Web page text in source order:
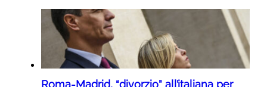
Roma-Madrid, “divorzio” all’italiana per